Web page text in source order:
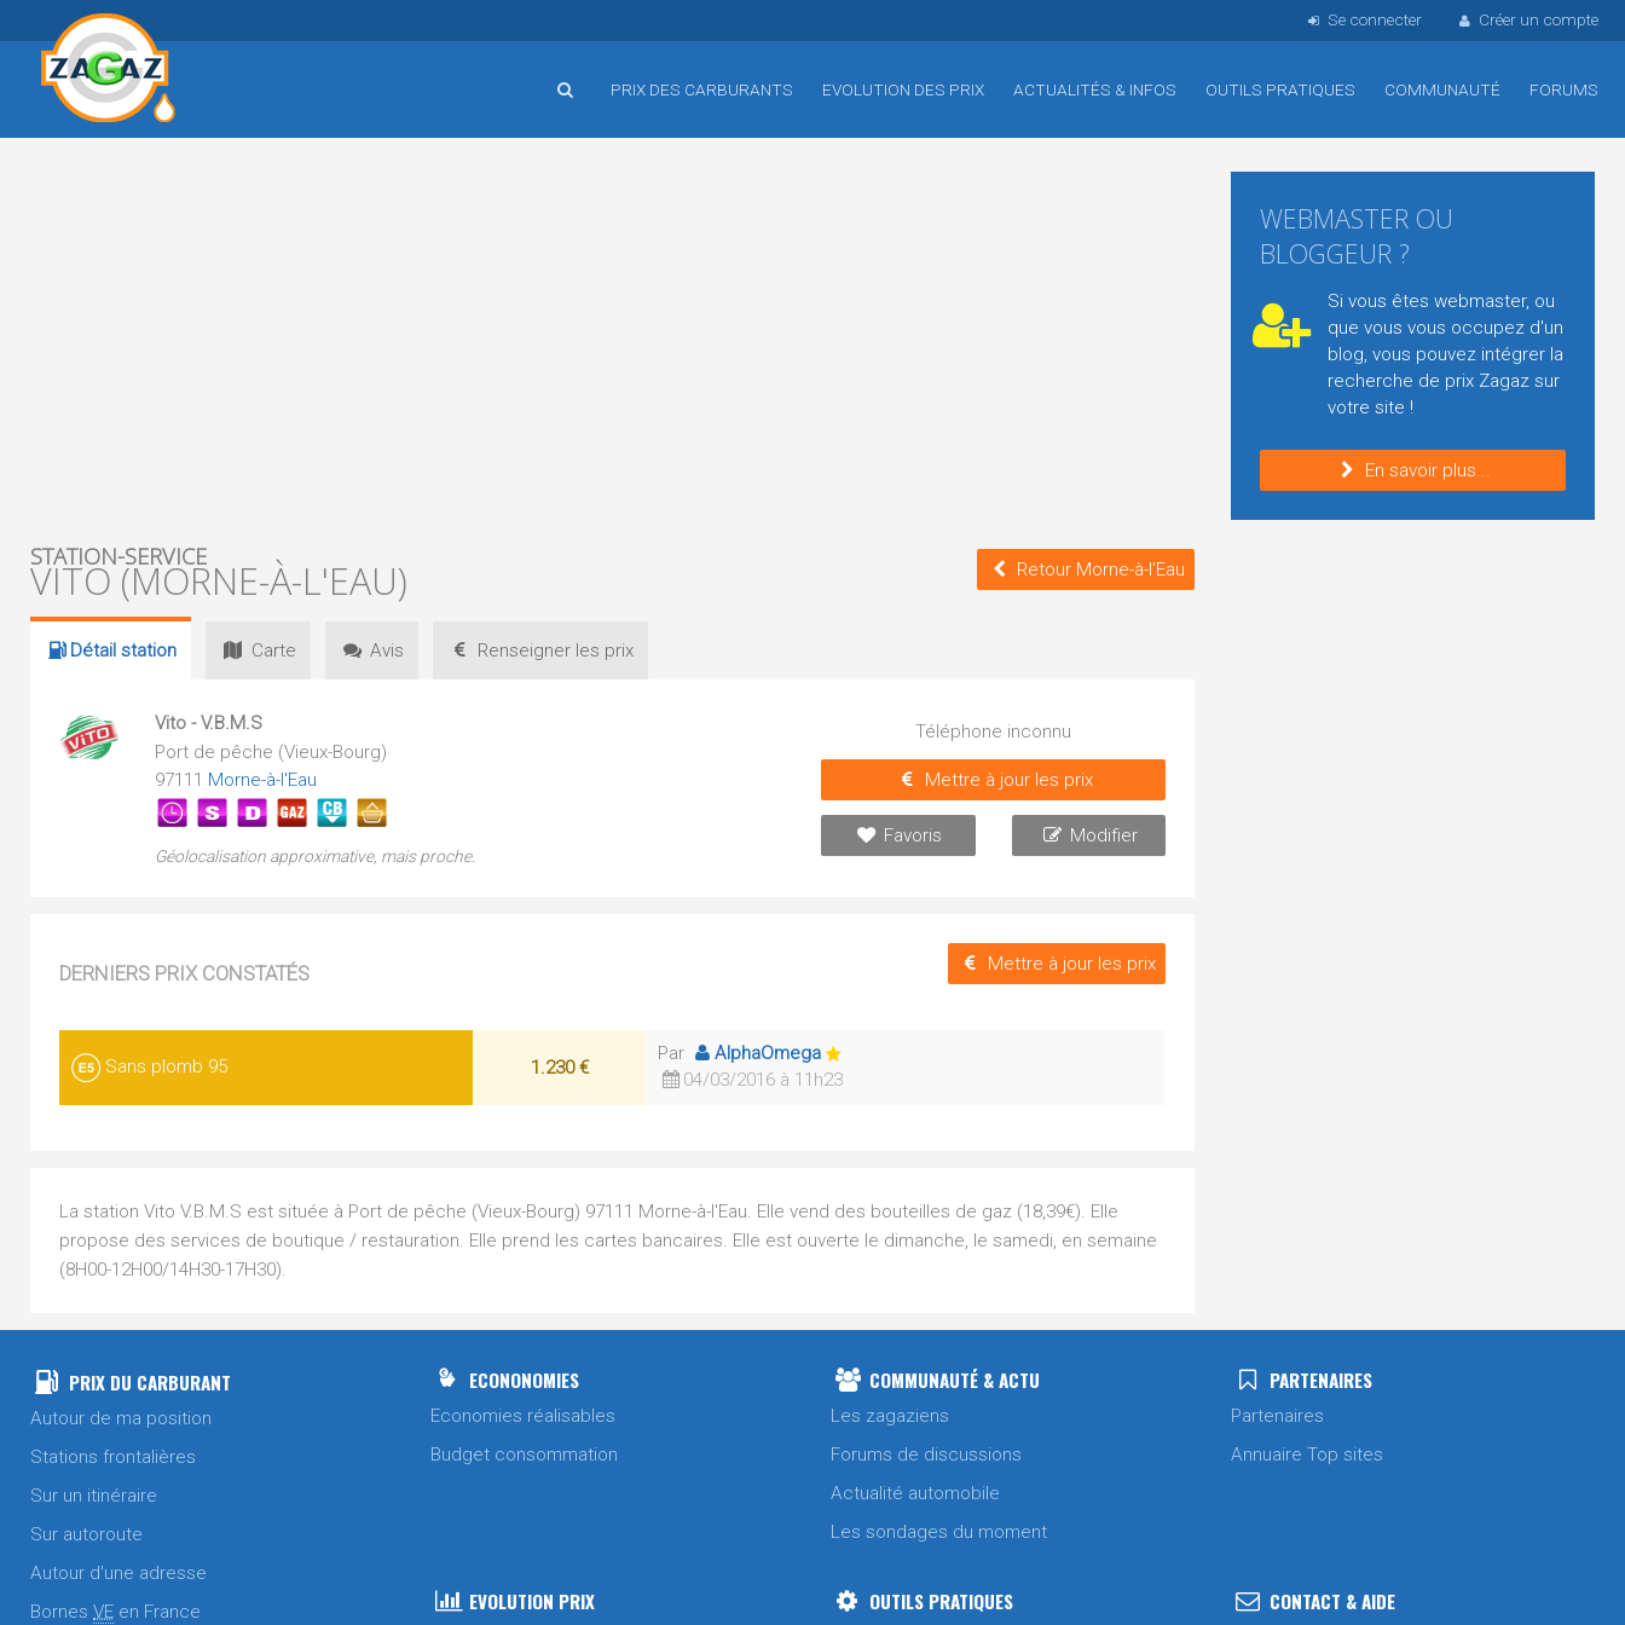
Se connecter Créer un compte
PRIX DES CARBURANTS EVOLUTION DES PRIX ACTUALITÉS & INFOS OUTILS PRATIQUES COMMUNAUTÉ FORUMS
STATION-SERVICE
VITO (MORNE-À-L'EAU) Retour Morne-à-l'Eau
Détail station Carte Avis Renseigner les prix
Vito - V.B.M.S
Port de pêche (Vieux-Bourg)
97111 Morne-à-l'Eau
Géolocalisation approximative, mais proche.
Téléphone inconnu
Mettre à jour les prix
Favoris Modifier
DERNIERS PRIX CONSTATÉS Mettre à jour les prix
Sans plomb 95 1.230 €
Par
AlphaOmega
04/03/2016 à 11h23
La station Vito V.B.M.S est située à Port de pêche (Vieux-Bourg) 97111 Morne-à-l'Eau. Elle vend des bouteilles de gaz (18,39€). Elle
propose des services de boutique / restauration. Elle prend les cartes bancaires. Elle est ouverte le dimanche, le samedi, en semaine
(8H00-12H00/14H30-17H30).
WEBMASTER OU
BLOGGEUR ?
Si vous êtes webmaster, ou
que vous vous occupez d'un
blog, vous pouvez intégrer la
recherche de prix Zagaz sur
votre site !
En savoir plus...
PRIX DU CARBURANT
Autour de ma position
Stations frontalières
Sur un itinéraire
Sur autoroute
Autour d'une adresse
Bornes VE en France
ECONONOMIES
Economies réalisables
Budget consommation
COMMUNAUTÉ & ACTU
Les zagaziens
Forums de discussions
Actualité automobile
Les sondages du moment
PARTENAIRES
Partenaires
Annuaire Top sites
EVOLUTION PRIX OUTILS PRATIQUES CONTACT & AIDE